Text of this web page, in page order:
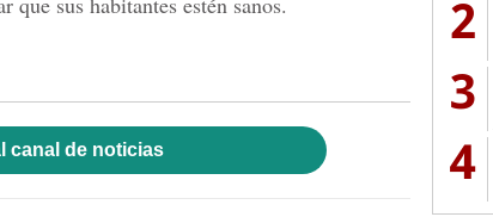
canal de noticias
2
3
4